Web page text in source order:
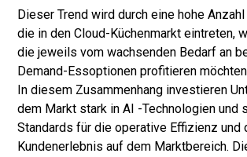
Dieser Trend wird durch eine hohe
die in den Cloud-Küchenmarkt eintreten,
die jeweils vom wachsenden Bedarf an
Demand-Essoptionen profitieren
In diesem Zusammenhang investieren
dem Markt stark in AI -Technologien und
Standards für die operative Effizienz und
Kundenerlebnis auf dem Marktbereich.